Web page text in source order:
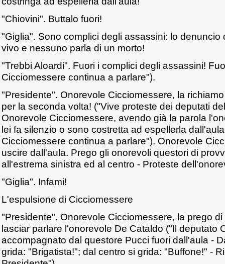
"Chiovini". Buttalo fuori!
"Giglia". Sono complici degli assassini: lo denuncio
vivo e nessuno parla di un morto!
"Trebbi Aloardi". Fuori i complici degli assassini!
Cicciomessere continua a parlare").
"Presidente". Onorevole Cicciomessere, la
per la seconda volta! ("Vive proteste dei deputati
Onorevole Cicciomessere, avendo già la parola
lei fa silenzio o sono costretta ad espellerla
Cicciomessere continua a parlare"). Onorevole
uscire dall'aula. Prego gli onorevoli questori di
all'estrema sinistra ed al centro - Proteste
"Giglia". Infami!
L'espulsione di Cicciomessere
"Presidente". Onorevole Cicciomessere, la prego
lasciar parlare l'onorevole De Cataldo ("Il deputato
accompagnato dal questore Pucci fuori dall'aula -
grida: "Brigatista!"; dal centro si grida: "Buffone!" -